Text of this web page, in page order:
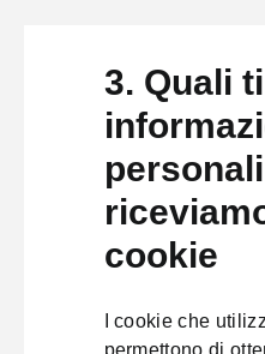
3. Quali
personali
cookie
I cookie che
permettono di